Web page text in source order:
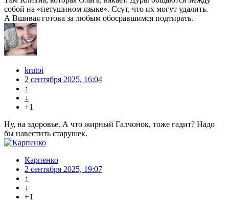
собой на «петушином языке». Ссут, что их могут удалить.
А Вшивая готова за любым обосравшимся подтирать.
krutoi
2 сентября 2025, 16:04
↑
↓
+1
Ну, на здоровье. А что жирный Галчонок, тоже гадит? Надо
бы навестить старушек.
Карпенко
2 сентября 2025, 19:07
↑
↓
+1